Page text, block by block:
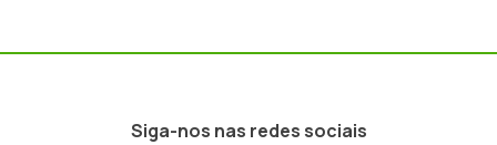
Siga-nos nas redes sociais